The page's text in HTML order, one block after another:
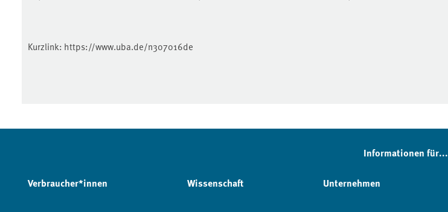
Kurzlink: https://www.uba.de/n307016de
Informationen für...
Verbraucher*innen Wissenschaft Unternehmen